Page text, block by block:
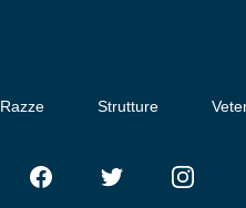
Razze Strutture
FacebookTwitter Instagram